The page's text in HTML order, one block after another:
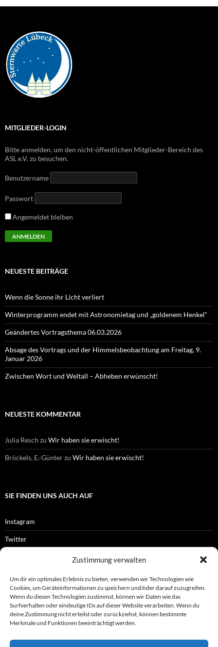
Zustimmung verwalten
Um dir ein optimales Erlebnis zu bieten, verwenden wir Technologien wie
Cookies, um Geräteinformationen zu speichern und/oder darauf zuzugreifen.
Wenn du diesen Technologien zustimmst, können wir Daten wie das
Surfverhalten oder eindeutige IDs auf dieser Website verarbeiten. Wenn du
deine Zustimmung nicht erteilst oder zurückziehst, können bestimmte
Merkmale und Funktionen beeinträchtigt werden.
MITGLIEDER-LOGIN
Bitte anmelden, um den nicht-öffentlichen Mitglieder-Bereich des
ASL e.V. zu besuchen.
Benutzername
Passwort
Angemeldet bleiben
NEUESTE BEITRÄGE
Wenn die Sonne ihr Licht verliert
Winterprogramm endet mit Astronomietag und „goldenem Henkel“
Geändertes Vortragsthema 06.03.2026
Absage des Vortrags und der Himmelsbeobachtung am Freitag, 9.
Januar 2026
Zwischen Wort und Weltall – Abheben erwünscht!
NEUESTE KOMMENTAR
Julia Resch zu Wir haben sie erwischt!
Bröckels, E.-Günterzu Wir haben sie erwischt!
SIE FINDEN UNS AUCH AUF
Instagram
Twitter
OFFIZIELLES
Impressum